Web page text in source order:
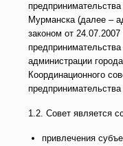
Мурманска (далее –
законом от
администрации
Координационного
1.2. Совет является
привлечения